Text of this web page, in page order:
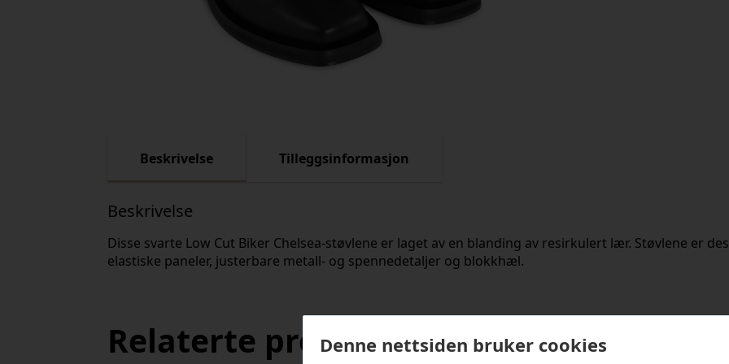
Beskrivelse Tilleggsinformasjon
Beskrivelse
Disse svarte Low Cut Biker Chelsea-støvlene er laget av en blanding av resirkulert lær. Støvlene er
elastiske paneler, justerbare metall- og spennedetaljer og blokkhæl.
Relaterte produkterDenne nettsiden bruker cookies